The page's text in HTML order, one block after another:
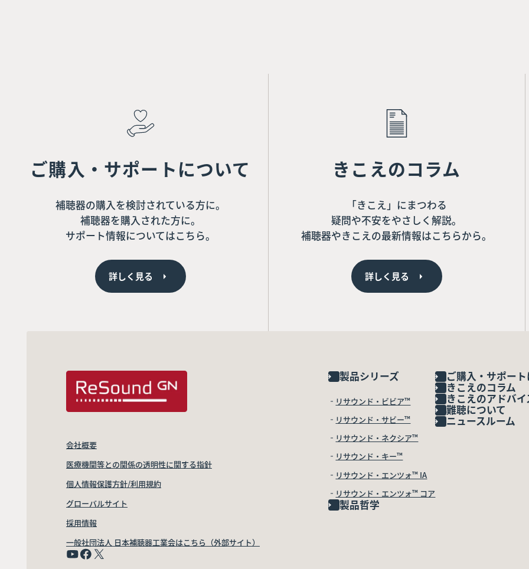
ご購入・サポートについて
補聴器の購入を検討されている方に。
補聴器を購入された方に。
サポート情報についてはこちら。
詳しく見る
きこえのコラム
「きこえ」にまつわる
疑問や不安をやさしく解説。
補聴器やきこえの最新情報はこちらから。
詳しく見る
製品シリーズ
リサウンド・ビビア™
リサウンド・サビー™
リサウンド・ネクシア™
リサウンド・キー™
リサウンド・エンツォ™ IA
リサウンド・エンツォ™ コア
製品哲学
ご購入・サポー
きこえのコラム
きこえのアドバイ
難聴について
ニュースルーム
会社概要
医療機関等との関係の透明性に関する指針
個人情報保護方針/利用規約
グローバルサイト
採用情報
一般社団法人 日本補聴器工業会はこちら（外部サイト）